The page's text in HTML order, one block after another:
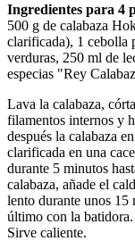
Ingredientes para 4
500 g de calabaza
clarificada), 1 cebolla
verduras, 250 ml de
especias "Rey
Lava la calabaza,
filamentos internos y
después la calabaza
clarificada en una
durante 5 minutos
calabaza, añade el
lento durante unos 15
último con la
Sirve caliente.